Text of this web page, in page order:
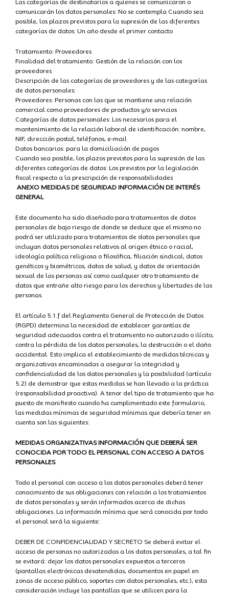
Las categorías de destinatarios a quienes se comunicaron o
comunicarán los datos personales: No se contempla Cuando sea
posible, los plazos previstos para la supresión de las diferentes
categorías de datos: Un año desde el primer contacto
Tratamiento: Proveedores
Finalidad del tratamiento: Gestión de la relación con los
proveedores
Descripción de las categorías de proveedores y de las categorías
de datos personales:
Proveedores: Personas con las que se mantiene una relación
comercial como proveedores de productos y/o servicios
Categorías de datos personales: Los necesarios para el
mantenimiento de la relación laboral de identificación: nombre,
NIF, dirección postal, teléfonos, e-mail
Datos bancarios: para la domiciliación de pagos
Cuando sea posible, los plazos previstos para la supresión de las
diferentes categorías de datos: Los previstos por la legislación
fiscal respecto a la prescripción de responsabilidades
ANEXO MEDIDAS DE SEGURIDAD INFORMACIÓN DE INTERÉS
GENERAL
Este documento ha sido diseñado para tratamientos de datos
personales de bajo riesgo de donde se deduce que el mismo no
podrá ser utilizado para tratamientos de datos personales que
incluyan datos personales relativos al origen étnico o racial,
ideología política religiosa o filosófica, filiación sindical, datos
genéticos y biométricos, datos de salud, y datos de orientación
sexual de las personas así como cualquier otro tratamiento de
datos que entrañe alto riesgo para los derechos y libertades de las
personas.
El artículo 5.1.f del Reglamento General de Protección de Datos
(RGPD) determina la necesidad de establecer garantías de
seguridad adecuadas contra el tratamiento no autorizado o ilícito,
contra la pérdida de los datos personales, la destrucción o el daño
accidental. Esto implica el establecimiento de medidas técnicas y
organizativas encaminadas a asegurar la integridad y
confidencialidad de los datos personales y la posibilidad (artículo
5.2) de demostrar que estas medidas se han llevado a la práctica
(responsabilidad proactiva). A tenor del tipo de tratamiento que ha
puesto de manifiesto cuando ha cumplimentado este formulario,
las medidas mínimas de seguridad mínimas que debería tener en
cuenta son las siguientes:
MEDIDAS ORGANIZATIVAS INFORMACIÓN QUE DEBERÁ SER
CONOCIDA POR TODO EL PERSONAL CON ACCESO A DATOS
PERSONALES
Todo el personal con acceso a los datos personales deberá tener
conocimiento de sus obligaciones con relación a los tratamientos
de datos personales y serán informados acerca de dichas
obligaciones. La información mínima que será conocida por todo
el personal será la siguiente:
DEBER DE CONFIDENCIALIDAD Y SECRETO Se deberá evitar el
acceso de personas no autorizadas a los datos personales, a tal fin
se evitará: dejar los datos personales expuestos a terceros
(pantallas electrónicas desatendidas, documentos en papel en
zonas de acceso público, soportes con datos personales, etc.), esta
consideración incluye las pantallas que se utilicen para la